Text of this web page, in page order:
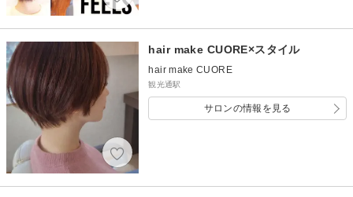
hair make CUORE×スタイル
hair make CUORE
観光通駅
サロンの情報を見る